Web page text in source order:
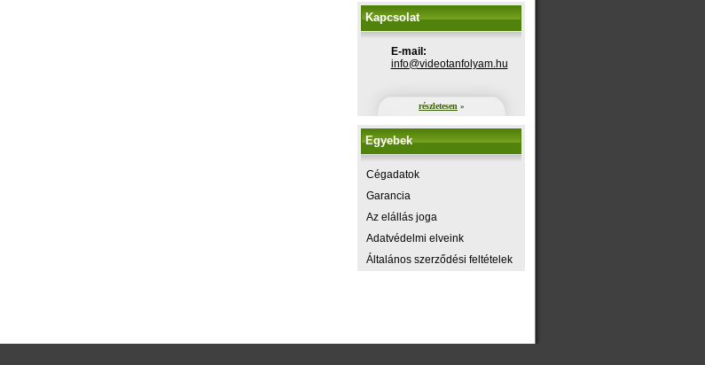
Kapcsolat
E-mail:
uh.maylofnatoediv@ofni
részletesen »
Egyebek
Cégadatok
Garancia
Az elállás joga
Adatvédelmi elveink
Általános szerződési feltételek